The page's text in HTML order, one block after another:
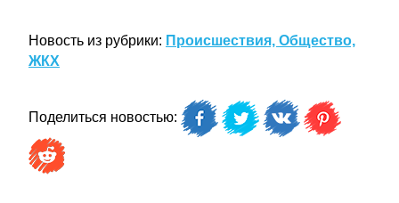
Новость из рубрики: Происшествия, Общество,
ЖКХ
Поделиться новостью: